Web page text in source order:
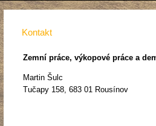
Kontakt
Zemní práce, výkopové práce a
Martin Šulc
Tučapy 158,683 01 Rousínov